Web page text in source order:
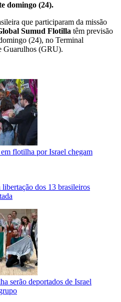
domingo (24).
que participaram da missão
Sumud Flotilla têm previsão
(24), no Terminal
Guarulhos (GRU).
flotilha por Israel chegam
dos 13 brasileiros
serão deportados de Israel